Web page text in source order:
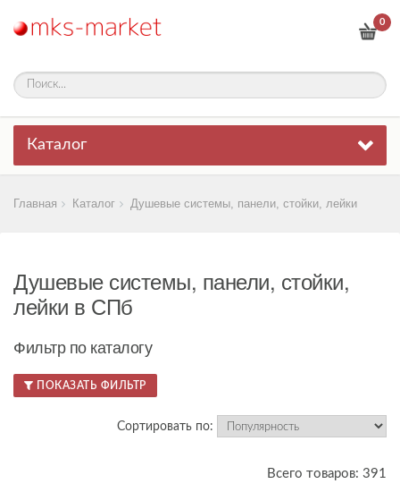
0
Каталог
Главная Каталог Душевые системы, панели, стойки, лейки
Душевые системы, панели, стойки,
лейки в СПб
Фильтр по каталогу
ПОКАЗАТЬ ФИЛЬТР
Сортировать по:
Всего товаров: 391